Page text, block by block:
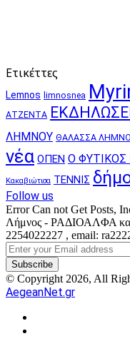
Ετικέττες
Lemnos limnosnea
ΑΤΖΕΝΤΑ
ΛΗΜΝΟΥ ΘΑΛΑΣΣΑ
νέα ΟΠΕΝ Ο
Κακαβιώτισα ΤΕΝΝΙΣ
Follow us
Error Can not Get Posts,
Λήμνος - ΡΑΔΙΟΑΛΦΑ
2254022227 , email:
Enter
your
Email
address
© Copyright 2026, All
AegeanNet.gr